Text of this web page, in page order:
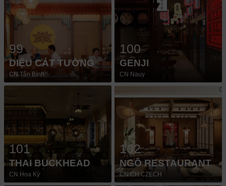
99
DIỆU CÁT TƯỜNG
CN Tân Bình
100
GENJI
CN Nauy
101
THAI BUCKHEAD
CN Hoa Kỳ
102
NGÔ RESTAURANT
CN CH CZECH